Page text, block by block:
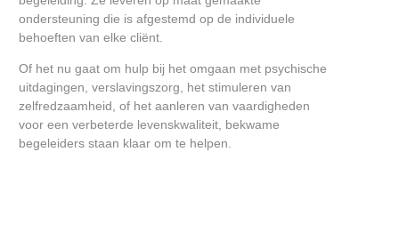
ondersteuning die is afgestemd op de individuele
behoeften van elke cliënt.
Of het nu gaat om hulp bij het omgaan met psychische
uitdagingen, verslavingszorg, het stimuleren van
zelfredzaamheid, of het aanleren van vaardigheden
voor een verbeterde levenskwaliteit, bekwame
begeleiders staan klaar om te helpen.